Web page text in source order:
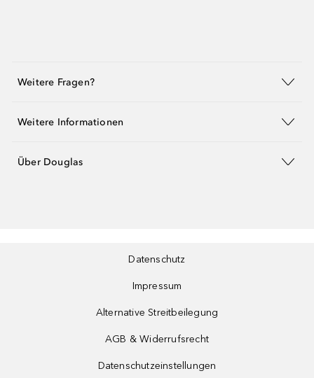
Weitere Fragen?
Weitere Informationen
Über Douglas
Datenschutz
Impressum
Alternative Streitbeilegung
AGB & Widerrufsrecht
Datenschutzeinstellungen